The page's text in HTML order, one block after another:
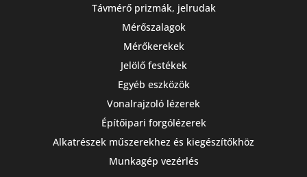
Távmérő prizmák, jelrudak
Mérőszalagok
Mérőkerekek
Jelölő festékek
Egyéb eszközök
Vonalrajzoló lézerek
Építőipari forgólézerek
Alkatrészek műszerekhez és kiegészítőkhöz
Munkagép vezérlés